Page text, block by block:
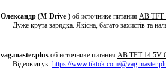
Олександр (M-Drive ) об источнике питания AB TFT
Дуже крута зарядка. Якісна, багато захистів та
vag.master.plus об источнике питания AB TFT 14.5V
Відеовідгук: https://www.tiktok.com/